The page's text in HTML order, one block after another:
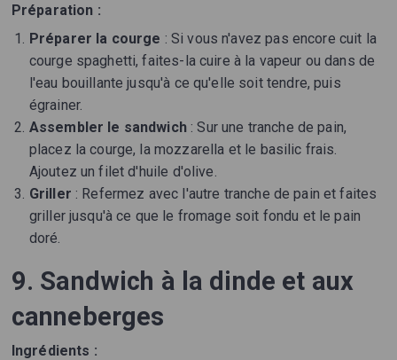
Préparation :
Préparer la courge : Si vous n'avez pas encore cuit la
courge spaghetti, faites-la cuire à la vapeur ou dans de
l'eau bouillante jusqu'à ce qu'elle soit tendre, puis
égrainer.
Assembler le sandwich: Sur une tranche de pain,
placez la courge, la mozzarella et le basilic frais.
Ajoutez un filet d'huile d'olive.
Griller : Refermez avec l'autre tranche de pain et faites
griller jusqu'à ce que le fromage soit fondu et le pain
doré.
9. Sandwich à la dinde et aux
canneberges
Ingrédients :